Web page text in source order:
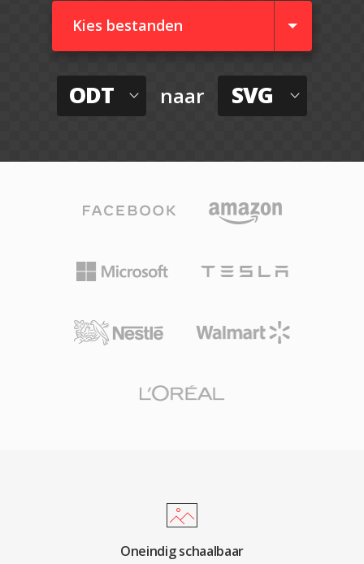
Kies bestanden
ODT naar SVG
Oneindig schaalbaar